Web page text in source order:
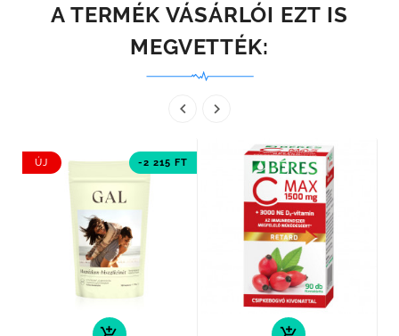
A TERMÉK VÁSÁRLÓI EZT IS
MEGVETTÉK:
 
ÚJ -2 215 FT